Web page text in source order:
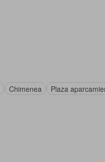
Chimenea
Plaza